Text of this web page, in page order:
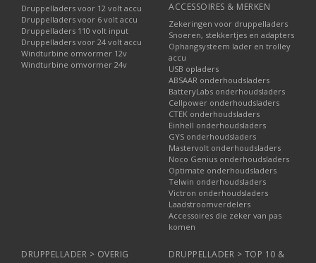
Druppelladers voor 12 volt accu
Druppelladers voor 6 volt accu
Druppelladers 110 volt input
Druppelladers voor 24 volt accu
Windturbine omvormer 12v
Windturbine omvormer 24v
ACCESSOIRES & MERKEN
Zekeringen voor druppelladers
Snoeren, stekkertjes en adapters
Ophangsysteem lader en trolley
accu
USB opladers
ABSAAR onderhoudsladers
BatteryLabs onderhoudsladers
Cellpower onderhoudsladers
CTEK onderhoudsladers
Einhell onderhoudsladers
GYS onderhoudsladers
Mastervolt onderhoudsladers
Noco Genius onderhoudsladers
Optimate onderhoudsladers
Telwin onderhoudsladers
Victron onderhoudsladers
Laadstroomverdelers
Accessoires die zeker van pas
komen
DRUPPELLADER > OVERIG
DRUPPELLADER > TOP 10 &